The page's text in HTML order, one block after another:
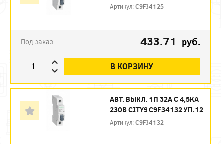
Артикул:C9F34125
Под заказ 433.71 руб.
В КОРЗИНУ
АВТ. ВЫКЛ. 1П 32А С 4,5КА
230В CITY9 C9F34132 УП.12
Артикул:C9F34132